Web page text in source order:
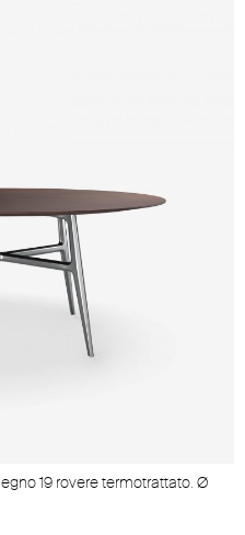
19 rovere termotrattato. Ø